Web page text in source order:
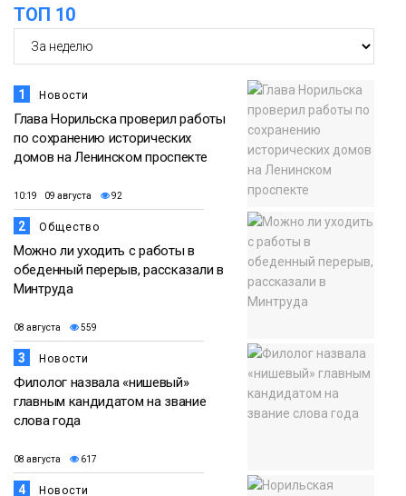
07 августа
ТОП 10
1 Новости
Глава Норильска проверил работы
по сохранению исторических
домов на Ленинском проспекте
10:19 09 августа 92
2 Общество
Можно ли уходить с работы в
обеденный перерыв, рассказали в
Минтруда
08 августа 559
3 Новости
Филолог назвала «нишевый»
главным кандидатом на звание
слова года
08 августа 617
4 Новости